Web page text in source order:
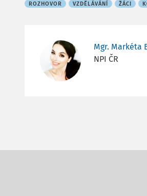
ROZHOVOR VZDĚLÁVÁNÍ ŽÁCI
Mgr. Markéta
NPI ČR